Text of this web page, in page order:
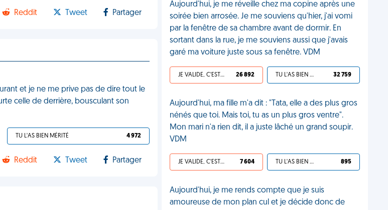
Reddit Tweet Partager
et je ne me prive pas de dire tout le
celle de derrière, bousculant son
TU L'AS BIEN MÉRITÉ 4 972
Reddit Tweet Partager
Aujourd'hui, je me réveille chez ma copine après une
soirée bien arrosée. Je me souviens qu'hier, j'ai vomi
par la fenêtre de sa chambre avant de dormir. En
sortant dans la rue, je me souviens aussi que j'avais
garé ma voiture juste sous sa fenêtre. VDM
JE VALIDE, C'EST UNE VDM 26 892 TU L'AS BIEN MÉRITÉ 32 759
Aujourd'hui, ma fille m'a dit : "Tata, elle a des plus gros
nénés que toi. Mais toi, tu as un plus gros ventre".
Mon mari n'a rien dit, il a juste lâché un grand soupir.
VDM
JE VALIDE, C'EST UNE VDM 7 604 TU L'AS BIEN MÉRITÉ 895
Aujourd'hui, je me rends compte que je suis
amoureuse de mon plan cul et je décide donc de